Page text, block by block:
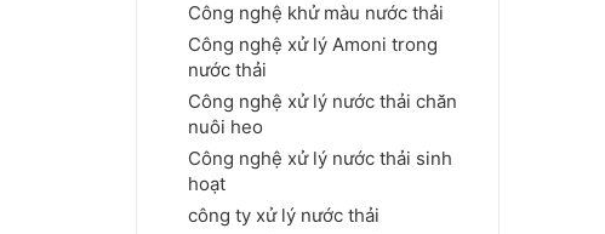
Công nghệ khử màu nước thải
Công nghệ xử lý Amoni trong
nước thải
Công nghệ xử lý nước thải chăn
nuôi heo
Công nghệ xử lý nước thải sinh
hoạt
công ty xử lý nước thải